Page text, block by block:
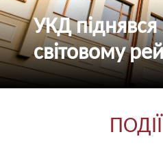
УКД як старт
журналістки